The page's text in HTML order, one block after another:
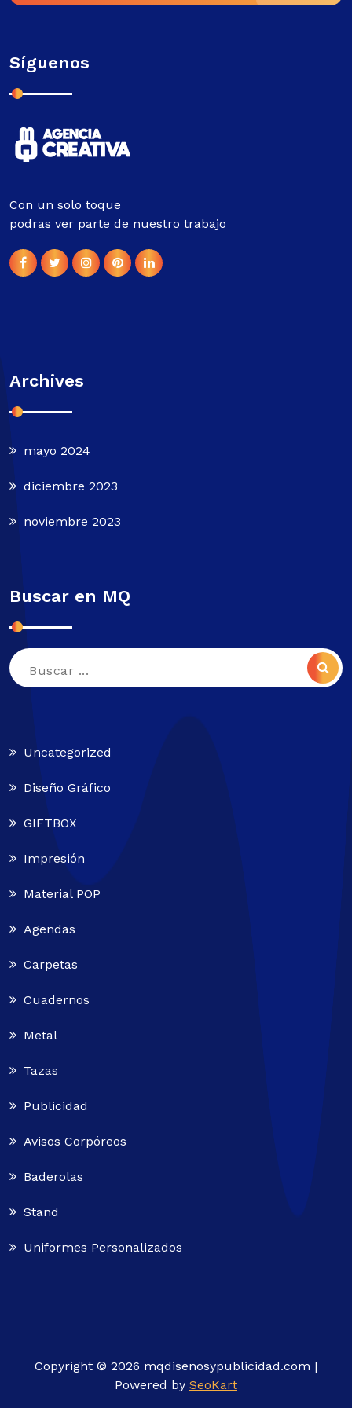
Síguenos
Con un solo toque
podras ver parte de nuestro trabajo
Archives
mayo 2024
diciembre 2023
noviembre 2023
Buscar en MQ
Buscar:
Uncategorized
Diseño Gráfico
GIFTBOX
Impresión
Material POP
Agendas
Carpetas
Cuadernos
Metal
Tazas
Publicidad
Avisos Corpóreos
Baderolas
Stand
Uniformes Personalizados
Copyright © 2026 mqdisenosypublicidad.com |
Powered by SeoKart